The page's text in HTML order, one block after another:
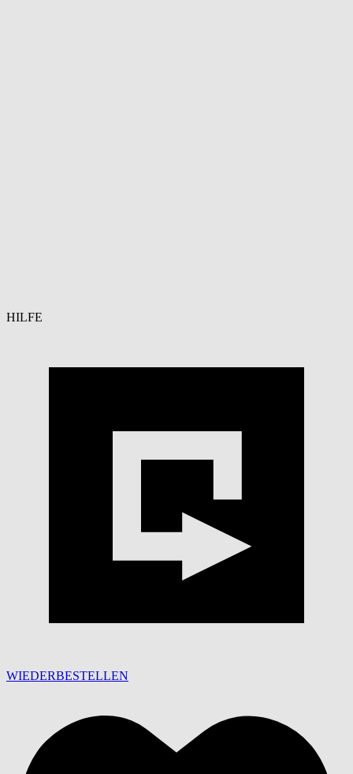
HILFE
WIEDERBESTELLEN